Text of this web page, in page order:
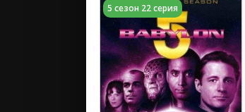
5 сезон 22 серия